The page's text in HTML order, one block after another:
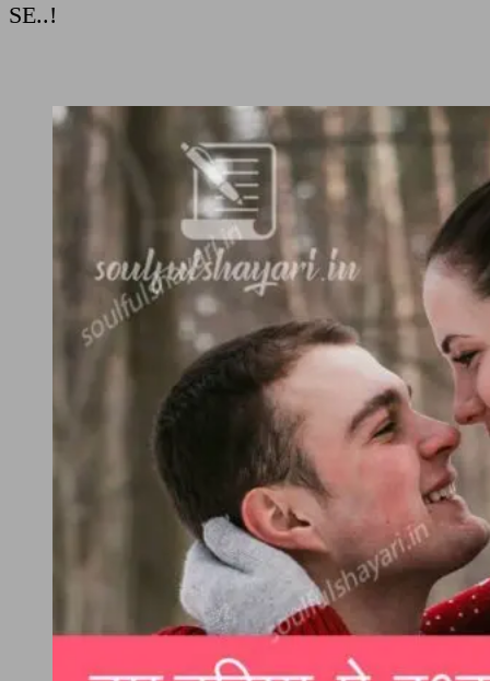
SE..!